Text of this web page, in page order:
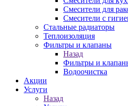
Смесители для
Смесители с
Стальные радиаторы
Теплоизоляция
Фильтры и клапаны
Назад
Фильтры и
Водоочистка
Акции
Услуги
Назад